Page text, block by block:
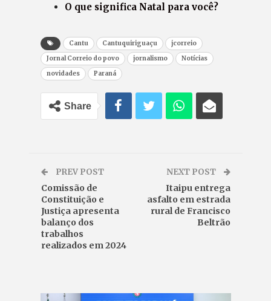
O que significa Natal para você?
Cantu Cantuquiriguaçu
jcorreio
Jornal Correio do povo
jornalismo
Notícias
novidades
Paraná
Share
PREV POST
Comissão de
Constituição e
Justiça apresenta
balanço dos
trabalhos
realizados em 2024
NEXT POST
Itaipu entrega
asfalto em estrada
rural de Francisco
Beltrão